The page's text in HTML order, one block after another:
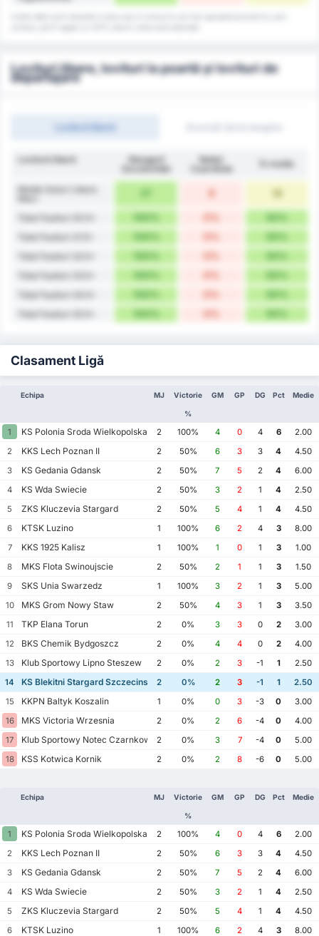
Lovituri libere, lovituri la poartă și lovituri de
departajare
Lovitură liberă
Lovitură liberă
Stargard
Noteć
Czarnków
În medie
Medie Goluri Libere
Total Faulturi 20.5+ 100% 50%
Total Faulturi 21.5+ 100% 50%
Total Faulturi 22.5+ 100% 50%
Total Faulturi 23.5+ 100% 50%
Total Faulturi 24.5+ 100% 50%
Total Faulturi 25.5+ 100% 50%
Clasament Ligă
Echipa MJ Victorie
%
GM GP DG Pct Medie
1 KS Polonia Sroda Wielkopolska 2 100% 4 0 4 6
2.00
2
KKS Lech Poznan II 2 50% 6 3 3 4
4.50
3
KS Gedania Gdansk 2 50% 7 5 2 4
6.00
4
KS Wda Swiecie 2 50% 3 2 1 4
2.50
5
ZKS Kluczevia Stargard 2 50% 5 4 1 4
4.50
6
KTSK Luzino 1 100% 6 2 4 3
8.00
7
KKS 1925 Kalisz 1 100% 1 0 1 3
1.00
8
MKS Flota Swinoujscie 2 50% 2 1 1 3
1.50
9
SKS Unia Swarzedz 1 100% 3 2 1 3
5.00
10
MKS Grom Nowy Staw 2 50% 4 3 1 3
3.50
11
TKP Elana Torun 2 0% 3 3 0 2
3.00
12
BKS Chemik Bydgoszcz 2 0% 4 4 0 2
4.00
13
Klub Sportowy Lipno Steszew 2 0% 2 3 -1 1
2.50
14
KS Blekitni Stargard Szczecinski 2 0% 2 3 -1 1
2.50
15
KKPN Baltyk Koszalin 1 0% 0 3 -3 0
3.00
16
MKS Victoria Wrzesnia 2 0% 2 6 -4 0
4.00
17
Klub Sportowy Notec Czarnkow 2 0% 3 7 -4 0
5.00
18
KSS Kotwica Kornik 2 0% 2 8 -6 0 5.00
Echipa MJ Victorie
%
GM GP DG Pct Medie
1 KS Polonia Sroda Wielkopolska 2 100% 4 0 4 6
2.00
2
KKS Lech Poznan II 2 50% 6 3 3 4
4.50
3
KS Gedania Gdansk 2 50% 7 5 2 4
6.00
4
KS Wda Swiecie 2 50% 3 2 1 4
2.50
5
ZKS Kluczevia Stargard 2 50% 5 4 1 4
4.50
6
KTSK Luzino 1 100% 6 2 4 3
8.00